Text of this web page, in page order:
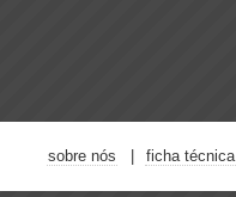
sobre nós ficha técnica